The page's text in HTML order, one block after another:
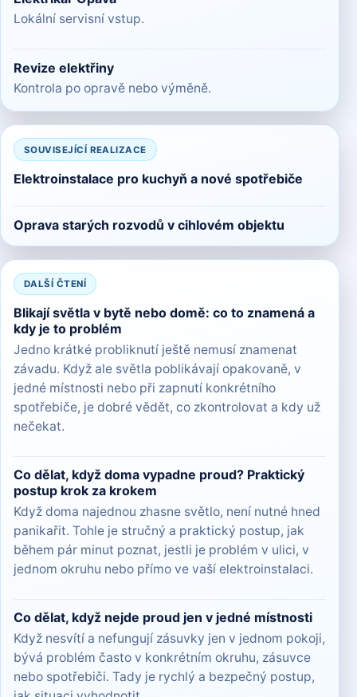
Lokální servisní vstup.
Revize elektřiny
Kontrola po opravě nebo výměně.
SOUVISEJÍCÍ REALIZACE
Elektroinstalace pro kuchyň a nové spotřebiče
Oprava starých rozvodů v cihlovém objektu
DALŠÍ ČTENÍ
Blikají světla v bytě nebo domě: co to znamená a
kdy je to problém
Jedno krátké probliknutí ještě nemusí znamenat
závadu. Když ale světla poblikávají opakovaně, v
jedné místnosti nebo při zapnutí konkrétního
spotřebiče, je dobré vědět, co zkontrolovat a kdy už
nečekat.
Co dělat, když doma vypadne proud? Praktický
postup krok za krokem
Když doma najednou zhasne světlo, není nutné hned
panikařit. Tohle je stručný a praktický postup, jak
během pár minut poznat, jestli je problém v ulici, v
jednom okruhu nebo přímo ve vaší elektroinstalaci.
Co dělat, když nejde proud jen v jedné místnosti
Když nesvítí a nefungují zásuvky jen v jednom pokoji,
bývá problém často v konkrétním okruhu, zásuvce
nebo spotřebiči. Tady je rychlý a bezpečný postup,